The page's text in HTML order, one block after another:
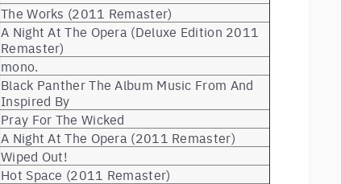
The Works (2011 Remaster)
A Night At The Opera (Deluxe Edition 2011
Remaster)
mono.
Black Panther The Album Music From And
Inspired By
Pray For The Wicked
A Night At The Opera (2011 Remaster)
Wiped Out!
Hot Space (2011 Remaster)